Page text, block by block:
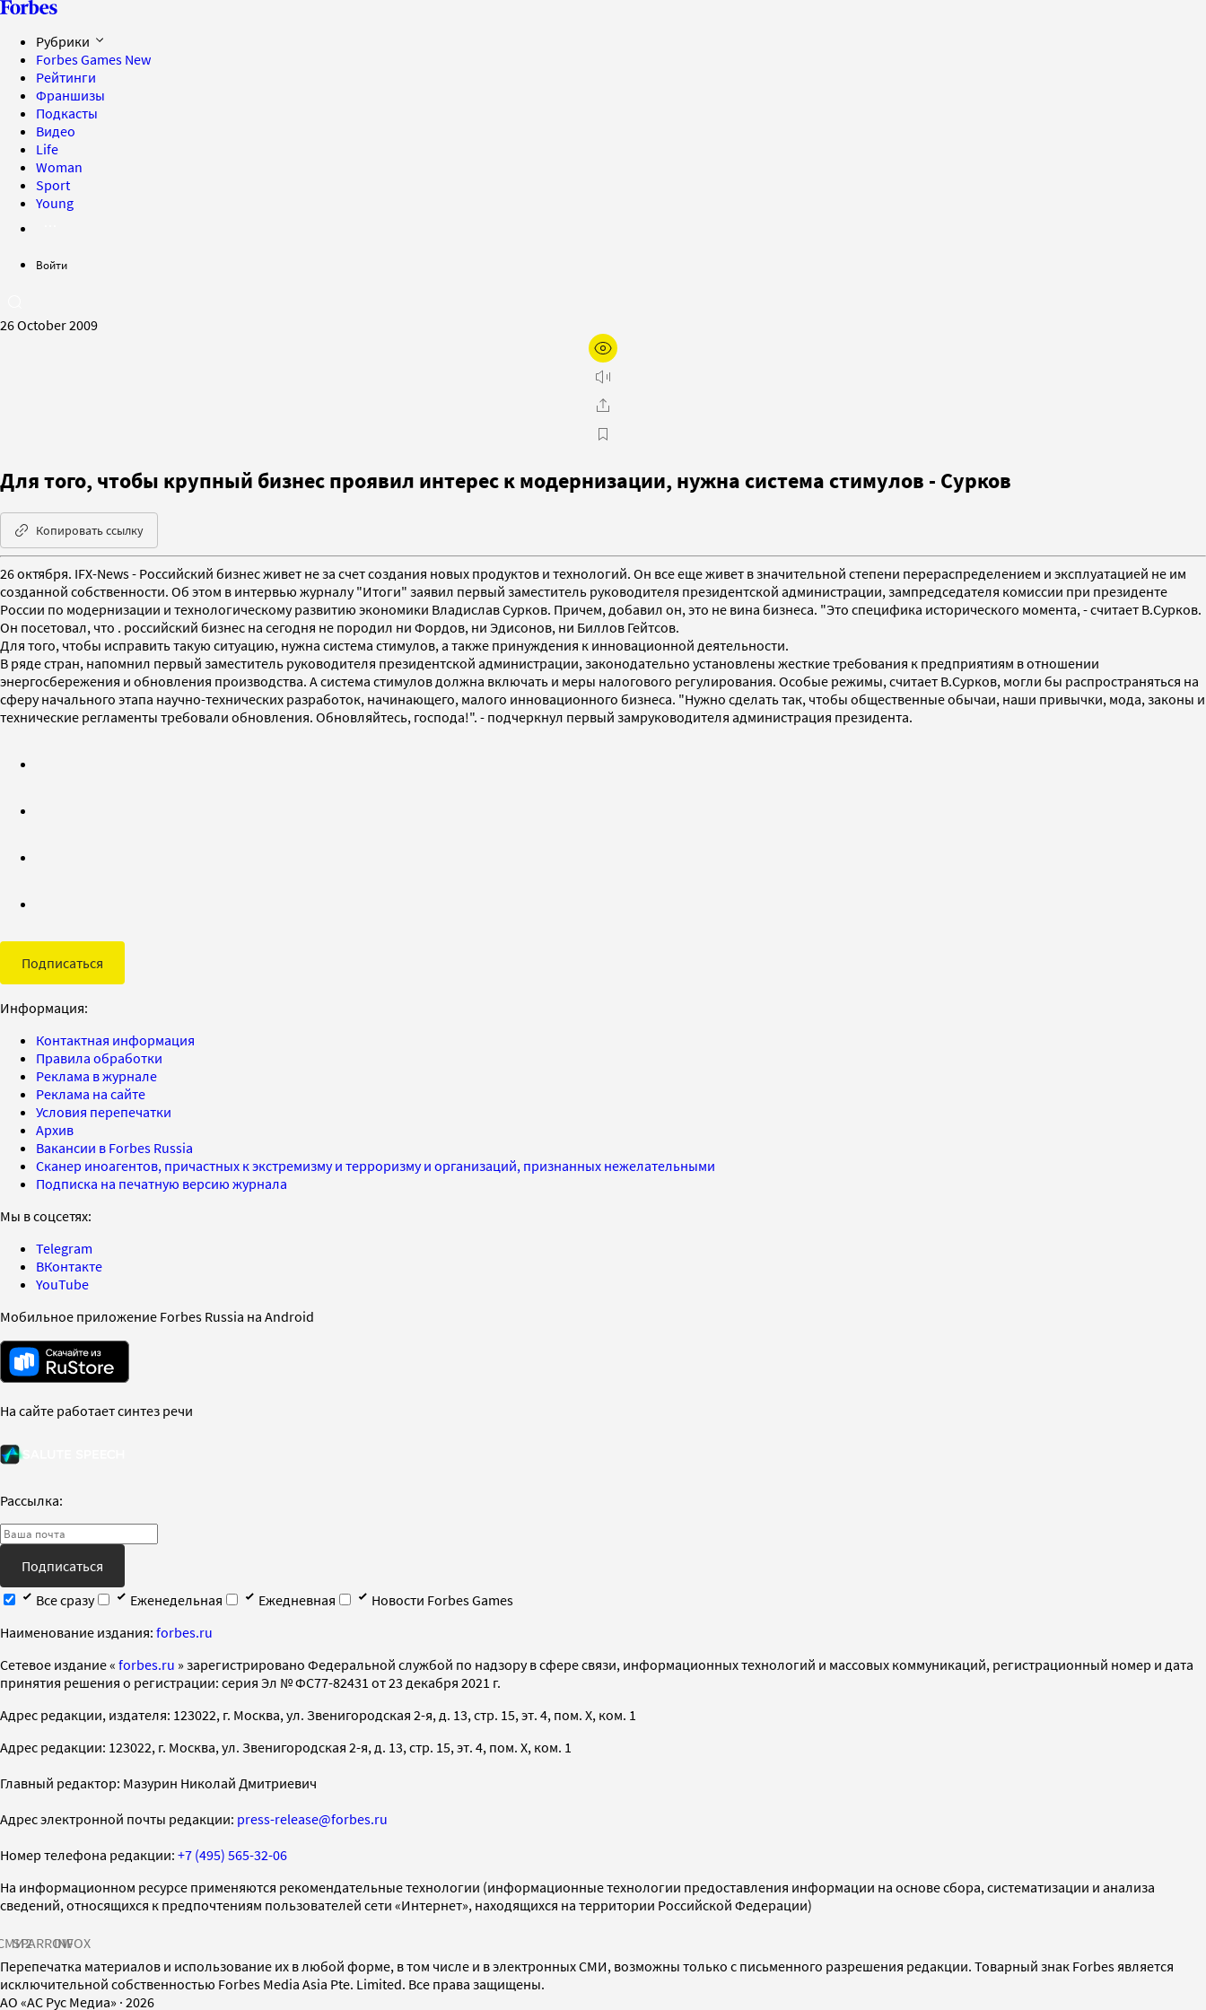
Рубрики
Forbes Games New
Рейтинги
Франшизы
Подкасты
Видео
Life
Woman
Sport
Young
Войти
26 October 2009
Для того, чтобы крупный бизнес проявил интерес к модернизации, нужна система стимулов - Сурков
Копировать ссылку
26 октября. IFX-News - Российский бизнес живет не за счет создания новых продуктов и технологий. Он все еще живет в значительной степени перераспределением и эксплуатацией не им
созданной собственности. Об этом в интервью журналу "Итоги" заявил первый заместитель руководителя президентской администрации, зампредседателя комиссии при президенте
России по модернизации и технологическому развитию экономики Владислав Сурков. Причем, добавил он, это не вина бизнеса. "Это специфика исторического момента, - считает В.Сурков.
Он посетовал, что . российский бизнес на сегодня не породил ни Фордов, ни Эдисонов, ни Биллов Гейтсов.
Для того, чтобы исправить такую ситуацию, нужна система стимулов, а также принуждения к инновационной деятельности.
В ряде стран, напомнил первый заместитель руководителя президентской администрации, законодательно установлены жесткие требования к предприятиям в отношении
энергосбережения и обновления производства. А система стимулов должна включать и меры налогового регулирования. Особые режимы, считает В.Сурков, могли бы распространяться на
сферу начального этапа научно-технических разработок, начинающего, малого инновационного бизнеса. "Нужно сделать так, чтобы общественные обычаи, наши привычки, мода, законы и
технические регламенты требовали обновления. Обновляйтесь, господа!". - подчеркнул первый замруководителя администрация президента.
Подписаться
Информация:
Контактная информация
Правила обработки
Реклама в журнале
Реклама на сайте
Условия перепечатки
Архив
Вакансии в Forbes Russia
Сканер иноагентов, причастных к экстремизму и терроризму и организаций, признанных нежелательными
Подписка на печатную версию журнала
Мы в соцсетях:
Telegram
ВКонтакте
YouTube
Мобильное приложение Forbes Russia на Android
На сайте работает синтез речи
Рассылка:
Подписаться
Все сразу
Еженедельная Ежедневная
Новости Forbes Games
Наименование издания: forbes.ru
Cетевое издание « forbes.ru » зарегистрировано Федеральной службой по надзору в сфере связи, информационных технологий и массовых коммуникаций, регистрационный номер и дата
принятия решения о регистрации: серия Эл № ФС77-82431 от 23 декабря 2021 г.
Адрес редакции, издателя: 123022, г. Москва, ул. Звенигородская 2-я, д. 13, стр. 15, эт. 4, пом. X, ком. 1
Адрес редакции: 123022, г. Москва, ул. Звенигородская 2-я, д. 13, стр. 15, эт. 4, пом. X, ком. 1
Главный редактор: Мазурин Николай Дмитриевич
Адрес электронной почты редакции: press-release@forbes.ru
Номер телефона редакции: +7 (495) 565-32-06
На информационном ресурсе применяются рекомендательные технологии (информационные технологии предоставления информации на основе сбора, систематизации и анализа
сведений, относящихся к предпочтениям пользователей сети «Интернет», находящихся на территории Российской Федерации)
SPARROWINFOX
Перепечатка материалов и использование их в любой форме, в том числе и в электронных СМИ, возможны только с письменного разрешения редакции. Товарный знак Forbes является
исключительной собственностью Forbes Media Asia Pte. Limited. Все права защищены.
AO «АС Рус Медиа» · 2026